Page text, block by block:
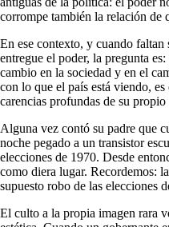
corrompe también la relación de
En ese contexto, y cuando
entregue el poder, la pregunta
cambio en la sociedad y en el
con lo que el país está viendo,
carencias profundas de su propio
Alguna vez contó su padre que
noche pegado a un transistor
elecciones de 1970. Desde
como diera lugar. Recordemos:
supuesto robo de las elecciones
El culto a la propia imagen rara